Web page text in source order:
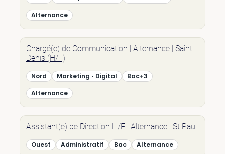
Alternance
Chargé(e) de Communication | Alternance | Saint-
Denis (H/F)
Nord Marketing • Digital
Bac+3
Alternance
Assistant(e) de Direction H/F | Alternance | St Paul
Ouest Administratif Bac Alternance